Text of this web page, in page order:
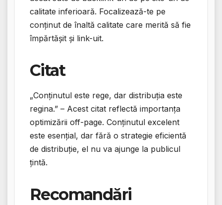
calitate inferioară. Focalizează-te pe
conținut de înaltă calitate care merită să fie
împărtășit și link-uit.
Citat
„Conținutul este rege, dar distribuția este
regina.” – Acest citat reflectă importanța
optimizării off-page. Conținutul excelent
este esențial, dar fără o strategie eficientă
de distribuție, el nu va ajunge la publicul
țintă.
Recomandări